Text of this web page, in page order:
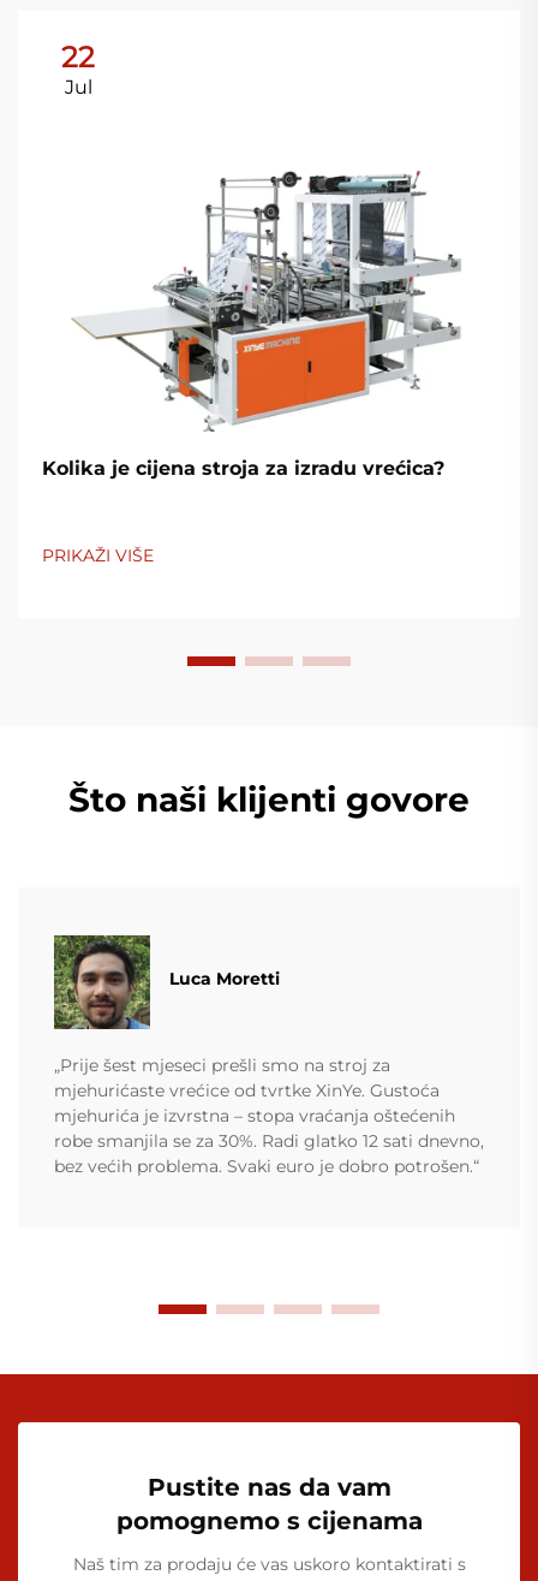
22
Jul
Kolika je cijena stroja za izradu vrećica?
PRIKAŽI VIŠE
Što naši klijenti govore
Luca Moretti
„Prije šest mjeseci prešli smo na stroj za
mjehurićaste vrećice od tvrtke XinYe. Gustoća
mjehurića je izvrstna – stopa vraćanja oštećenih
robe smanjila se za 30%. Radi glatko 12 sati dnevno,
bez većih problema. Svaki euro je dobro potrošen.“
Pustite nas da vam
pomognemo s cijenama
Naš tim za prodaju će vas uskoro kontaktirati s